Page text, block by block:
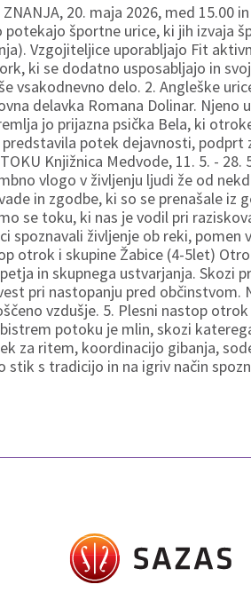
20. maja 2026, med 15.00
športne urice, ki jih izvaja
Vzgojiteljice uporabljajo Fit
ki se dodatno usposabljajo in
vsakodnevno delo. 2. Angleške
delavka Romana Dolinar. Njeno
jo prijazna psička Bela, ki
potek dejavnosti, podprt
TOKU Knjižnica Medvode, 11. 5. -
vlogo v življenju ljudi že od
in zgodbe, ki so se prenašale iz
se toku, ki nas je vodil pri
življenje ob reki, pomen
otrok i skupine Žabice (4-5let)
in skupnega ustvarjanja. Skozi
pri nastopanju pred občinstvom.
vzdušje. 5. Plesni nastop
potoku je mlin, skozi
za ritem, koordinacijo gibanja,
s tradicijo in na igriv način